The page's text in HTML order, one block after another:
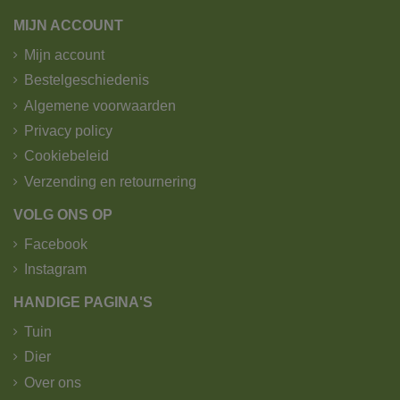
Pakketjes worden verzonden door B-post.
Wij verzenden pakketjes tot 25kg.
door GLS.
1. Standaard levering - trekker -
kipoplegger met kraan.
MIJN ACCOUNT
Mijn account
Bestelgeschiedenis
Algemene voorwaarden
Privacy policy
Cookiebeleid
Verzending en retournering
VOLG ONS OP
Facebook
Instagram
HANDIGE PAGINA'S
Tuin
Dier
Over ons